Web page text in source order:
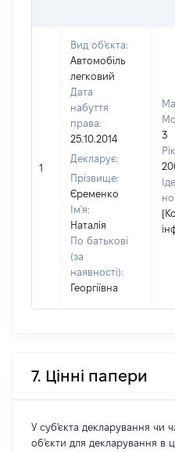
1
Вид об'єкта:
Автомобіль
легковий
Дата
набуття
права:
25.10.2014
Декларує:
Прізвище:
Єременко
Ім'я:
Наталія
По батькові
(за
наявності):
Георгіївна
3
7. Цінні папери
У суб'єкта декларування чи
об'єкти для декларування в